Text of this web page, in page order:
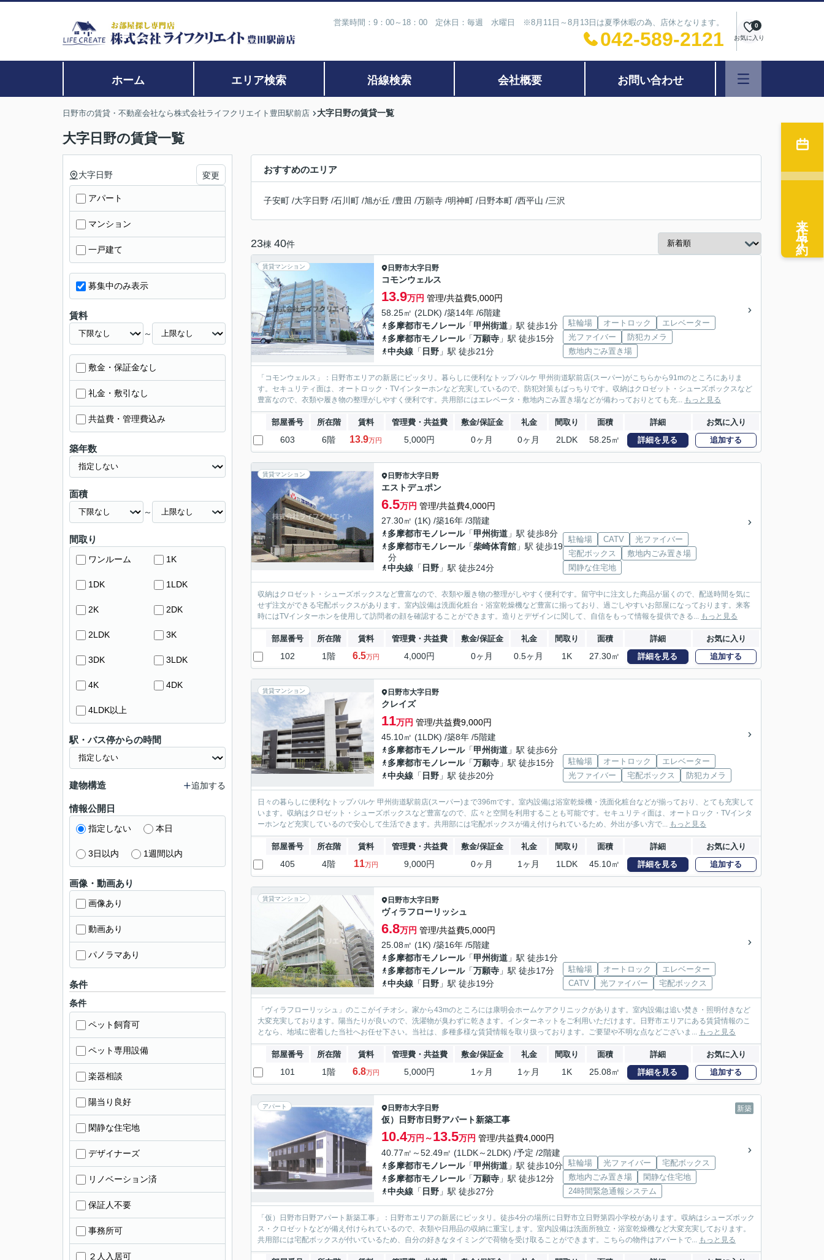
営業時間：9：00～18：00 定休日：毎週 水曜日 ※8月11日～8月13日は夏季休暇の為、店休となります。
042-589-2121 お気に入り
0
ホーム エリア検索 沿線検索 会社概要 お問い合わせ
日野市の賃貸・不動産会社なら株式会社ライフクリエイト豊田駅前店 大字日野の賃貸一覧
大字日野の賃貸一覧
おすすめのエリア
子安町 /大字日野 /石川町 /旭が丘 /豊田 /万願寺 /明神町 /日野本町 /西平山 /三沢
23棟 40件
賃貸マンション 日野市大字日野
コモンウェルス
13.9万円 管理/共益費5,000円
58.25㎡ (2LDK) /築14年 /6階建
多摩都市モノレール「甲州街道 」駅 徒歩1分
多摩都市モノレール「万願寺 」駅 徒歩15分
中央線 「 日野 」駅 徒歩21分
駐輪場 オートロック
エレベーター
光ファイバー
防犯カメラ
敷地内ごみ置き場
「コモンウェルス」：日野市エリアの新居にピッタリ。暮らしに便利なトップパルケ 甲州街道駅前店(スーパー)がこちらから91mのところにありま
す。セキュリティ面は、オートロック・TVインターホンなど充実しているので、防犯対策もばっちりです。収納はクロゼット・シューズボックスなど
豊富なので、衣類や履き物の整理がしやすく便利です。共用部にはエレベータ・敷地内ごみ置き場などが備わっておりとても充... もっと見る
部屋番号 所在階 賃料 管理費・共益費 敷金/保証金 礼金 間取り 面積 詳細 お気に入り
603 6階 13.9万円 5,000円 0ヶ月 0ヶ月 2LDK 58.25㎡ 詳細を見る 追加する
賃貸マンション 日野市大字日野
エストデュポン
6.5万円 管理/共益費4,000円
27.30㎡ (1K) /築16年 /3階建
多摩都市モノレール「甲州街道 」駅 徒歩8分
多摩都市モノレール「柴崎体育館 」駅 徒歩19
分
中央線 「 日野 」駅 徒歩24分
駐輪場 CATV
光ファイバー
宅配ボックス
敷地内ごみ置き場
閑静な住宅地
収納はクロゼット・シューズボックスなど豊富なので、衣類や履き物の整理がしやすく便利です。留守中に注文した商品が届くので、配送時間を気に
せず注文ができる宅配ボックスがあります。室内設備は洗面化粧台・浴室乾燥機など豊富に揃っており、過ごしやすいお部屋になっております。来客
時にはTVインターホンを使用して訪問者の顔を確認することができます。造りとデザインに関して、自信をもって情報を提供できる... もっと見る
部屋番号 所在階 賃料 管理費・共益費 敷金/保証金 礼金 間取り 面積 詳細 お気に入り
102 1階 6.5万円 4,000円 0ヶ月 0.5ヶ月 1K 27.30㎡ 詳細を見る 追加する
賃貸マンション 日野市大字日野
クレイズ
11万円 管理/共益費9,000円
45.10㎡ (1LDK) /築8年 /5階建
多摩都市モノレール「甲州街道 」駅 徒歩6分
多摩都市モノレール「万願寺 」駅 徒歩15分
中央線 「 日野 」駅 徒歩20分
駐輪場 オートロック
エレベーター
光ファイバー
宅配ボックス 防犯カメラ
日々の暮らしに便利なトップパルケ 甲州街道駅前店(スーパー)まで396mです。室内設備は浴室乾燥機・洗面化粧台などが揃っており、とても充実して
います。収納はクロゼット・シューズボックスなど豊富なので、広々と空間を利用することも可能です。セキュリティ面は、オートロック・TVインタ
ーホンなど充実しているので安心して生活できます。共用部には宅配ボックスが備え付けられているため、外出が多い方で... もっと見る
部屋番号 所在階 賃料 管理費・共益費 敷金/保証金 礼金 間取り 面積 詳細 お気に入り
405 4階 11万円 9,000円 0ヶ月 1ヶ月 1LDK 45.10㎡ 詳細を見る 追加する
賃貸マンション 日野市大字日野
ヴィラフローリッシュ
6.8万円 管理/共益費5,000円
25.08㎡ (1K) /築16年 /5階建
多摩都市モノレール「甲州街道 」駅 徒歩1分
多摩都市モノレール「万願寺 」駅 徒歩17分
中央線 「 日野 」駅 徒歩19分
駐輪場 オートロック
エレベーター
CATV
光ファイバー 宅配ボックス
「ヴィラフローリッシュ」のここがイチオシ。家から43mのところには康明会ホームケアクリニックがあります。室内設備は追い焚き・照明付きなど
大変充実しております。陽当たりが良いので、洗濯物が臭わずに乾きます。インターネットをご利用いただけます。日野市エリアにある賃貸情報のこ
となら、地域に密着した当社へお任せ下さい。当社は、多種多様な賃貸情報を取り扱っております。ご要望や不明な点などございま... もっと見る
部屋番号 所在階 賃料 管理費・共益費 敷金/保証金 礼金 間取り 面積 詳細 お気に入り
101 1階 6.8万円 5,000円 1ヶ月 1ヶ月 1K 25.08㎡ 詳細を見る 追加する
アパート 新築
日野市大字日野
仮）日野市日野アパート新築工事
10.4万円～13.5万円 管理/共益費4,000円
40.77㎡～52.49㎡ (1LDK～2LDK) /予定 /2階建
多摩都市モノレール「甲州街道 」駅 徒歩10分
多摩都市モノレール「万願寺 」駅 徒歩12分
中央線 「 日野 」駅 徒歩27分
駐輪場 光ファイバー
宅配ボックス
敷地内ごみ置き場
閑静な住宅地
24時間緊急通報システム
「仮）日野市日野アパート新築工事」：日野市エリアの新居にピッタリ。徒歩4分の場所に日野市立日野第四小学校があります。収納はシューズボック
ス・クロゼットなどが備え付けられているので、衣類や日用品の収納に重宝します。室内設備は洗面所独立・浴室乾燥機など大変充実しております。
共用部には宅配ボックスが付いているため、自分の好きなタイミングで荷物を受け取ることができます。こちらの物件はアパートで... もっと見る
大字日野 変更
アパート
マンション
一戸建て
募集中のみ表示
賃料
～
敷金・保証金なし
礼金・敷引なし
共益費・管理費込み
築年数
面積
～
間取り
ワンルーム 1K
1DK 1LDK
2K 2DK
2LDK 3K
3DK 3LDK
4K 4DK
4LDK以上
駅・バス停からの時間
建物構造 追加する
情報公開日
指定しない 本日
3日以内 1週間以内
画像・動画あり
画像あり
動画あり
パノラマあり
条件
条件
ペット飼育可
ペット専用設備
楽器相談
陽当り良好
閑静な住宅地
デザイナーズ
リノベーション済
保証人不要
事務所可
２人入居可
来店予約